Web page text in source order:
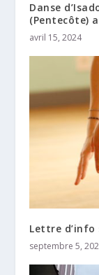
Danse
(Pentecôte)
avril 15, 2024
Lettre d’info
septembre 5,